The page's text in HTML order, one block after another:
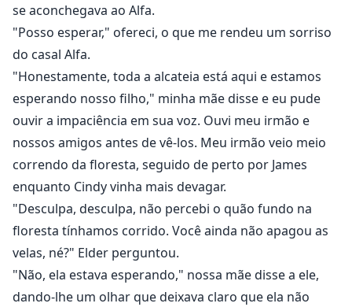
se aconchegava ao Alfa.
"Posso esperar," ofereci, o que me rendeu um sorriso
do casal Alfa.
"Honestamente, toda a alcateia está aqui e estamos
esperando nosso filho," minha mãe disse e eu pude
ouvir a impaciência em sua voz. Ouvi meu irmão e
nossos amigos antes de vê-los. Meu irmão veio meio
correndo da floresta, seguido de perto por James
enquanto Cindy vinha mais devagar.
"Desculpa, desculpa, não percebi o quão fundo na
floresta tínhamos corrido. Você ainda não apagou as
velas, né?" Elder perguntou.
"Não, ela estava esperando," nossa mãe disse a ele,
dando-lhe um olhar que deixava claro que ela não